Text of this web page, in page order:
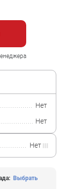
Нет
Нет
Нет
: Выбрать